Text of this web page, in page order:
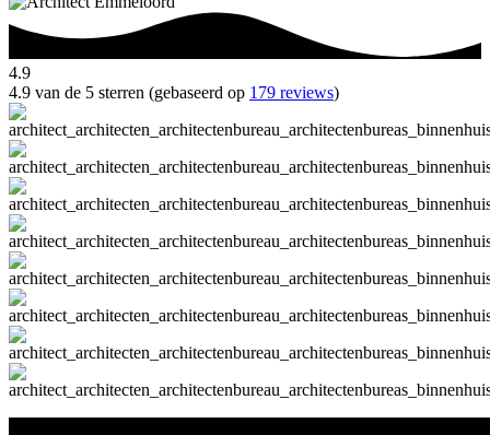
4.9
4.9 van de 5 sterren (gebaseerd op 179 reviews)